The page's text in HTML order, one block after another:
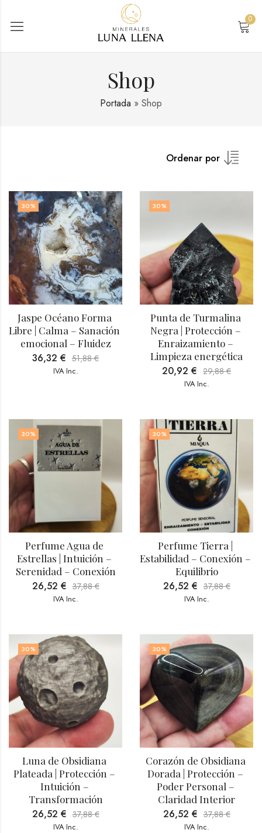
0
Shop
Portada » Shop
Ordenar por
30%
Jaspe Océano Forma
Libre | Calma – Sanación
emocional – Fluidez
36,32 € 51,88€
IVA Inc.
30%
Punta de Turmalina
Negra | Protección –
Enraizamiento –
Limpieza energética
20,92 € 29,88€
IVA Inc.
30%
Perfume Agua de
Estrellas | Intuición –
Serenidad – Conexión
26,52 € 37,88€
IVA Inc.
30%
Perfume Tierra |
Estabilidad – Conexión –
Equilibrio
26,52 € 37,88€
IVA Inc.
30%
Luna de Obsidiana
Plateada | Protección –
Intuición –
Transformación
26,52 € 37,88€
IVA Inc.
30%
Corazón de Obsidiana
Dorada | Protección –
Poder Personal –
Claridad Interior
26,52 € 37,88€
IVA Inc.